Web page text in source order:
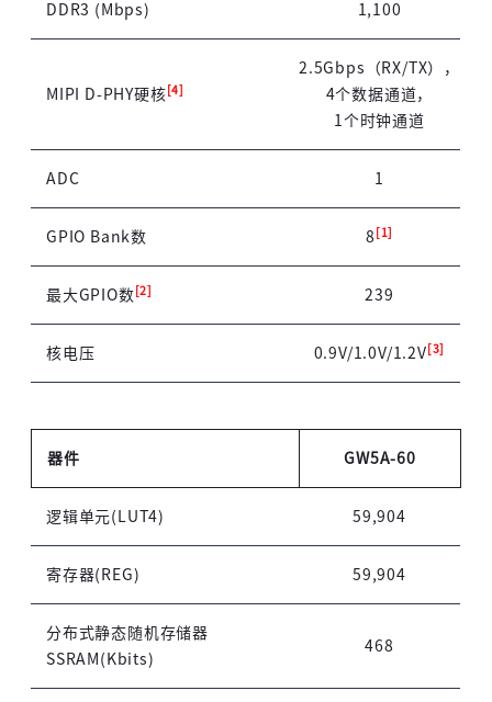
DDR3 (Mbps) 1,100
MIPI D-PHY硬核 [4]
2.5Gbps（RX/TX），
4个数据通道，
1个时钟通道
ADC 1
GPIO Bank数 8 [1]
最大GPIO数 [2] 239
核电压 0.9V/1.0V/1.2V [3]
器件 GW5A-60
逻辑单元(LUT4) 59,904
寄存器(REG) 59,904
分布式静态随机存储器
SSRAM(Kbits)
468